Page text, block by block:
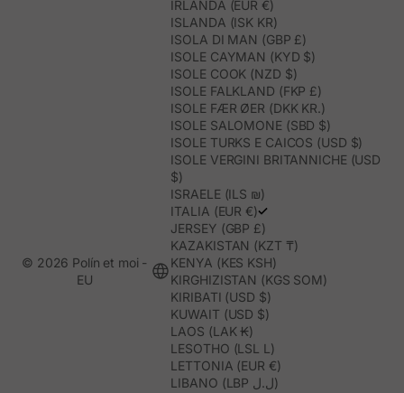
IRLANDA (EUR €)
ISLANDA (ISK KR)
ISOLA DI MAN (GBP £)
ISOLE CAYMAN (KYD $)
ISOLE COOK (NZD $)
ISOLE FALKLAND (FKP £)
ISOLE FÆR ØER (DKK KR.)
ISOLE SALOMONE (SBD $)
ISOLE TURKS E CAICOS (USD $)
ISOLE VERGINI BRITANNICHE (USD
$)
ISRAELE (ILS ₪)
ITALIA (EUR €)
JERSEY (GBP £)
KAZAKISTAN (KZT ₸)
KENYA (KES KSH)
KIRGHIZISTAN (KGS SOM)
KIRIBATI (USD $)
KUWAIT (USD $)
LAOS (LAK ₭)
LESOTHO (LSL L)
LETTONIA (EUR €)
LIBANO (LBP ل.ل)
© 2026 Polín et moi -
EU